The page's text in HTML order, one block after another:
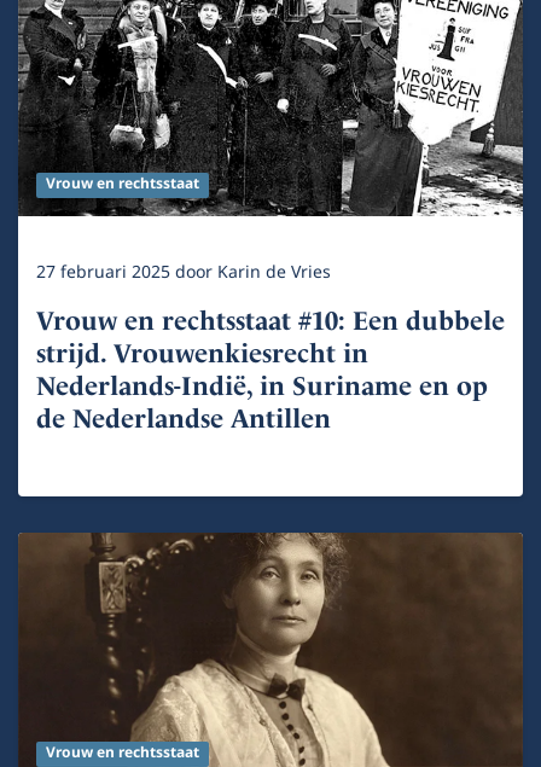
Vrouw en rechtsstaat
27 februari 2025door Karin de Vries
Vrouw en rechtsstaat #10: Een dubbele
strijd. Vrouwenkiesrecht in
Nederlands-Indië, in Suriname en op
de Nederlandse Antillen
Vrouw en rechtsstaat